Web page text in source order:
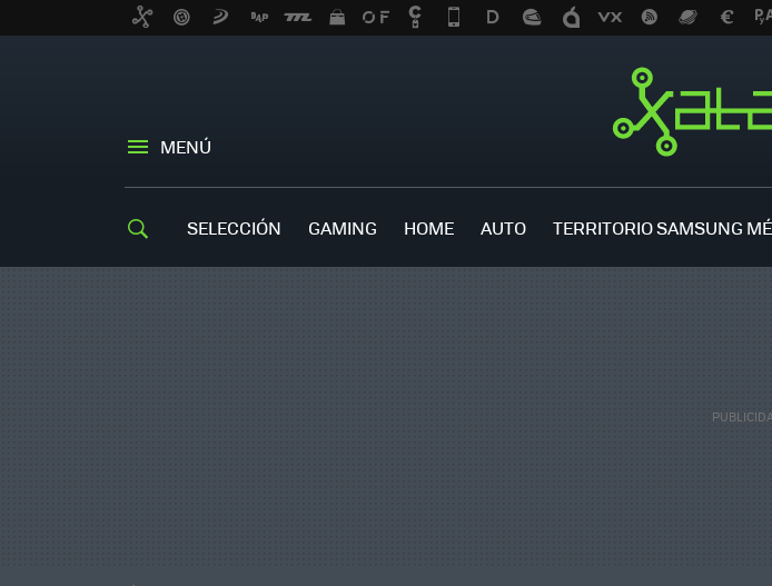
MENÚ
SELECCIÓN GAMING HOME AUTO TERRITORIO SAMSUNG